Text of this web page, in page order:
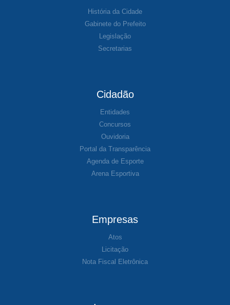
História da Cidade
Gabinete do Prefeito
Legislação
Secretarias
Cidadão
Entidades
Concursos
Ouvidoria
Portal da Transparência
Agenda de Esporte
Arena Esportiva
Empresas
Atos
Licitação
Nota Fiscal Eletrônica